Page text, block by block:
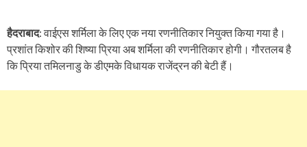
हैदराबाद: वाईएस शर्मिला के लिए एक नया रणनीतिकार नियुक्त किया गया है।
प्रशांत किशोर की शिष्या प्रिया अब शर्मिला की रणनीतिकार होगी। गौरतलब है
कि प्रिया तमिलनाडु के डीएमके विधायक राजेंद्रन की बेटी हैं।